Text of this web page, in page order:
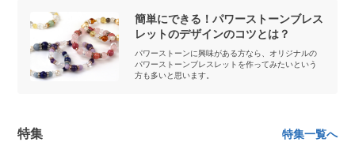
簡単にできる！パワーストーンブレス
レットのデザインのコツとは？
パワーストーンに興味がある方なら、オリジナルの
パワーストーンブレスレットを作ってみたいという
方も多いと思います。
特集 特集一覧へ